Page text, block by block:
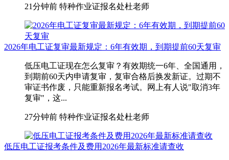
21分钟前 特种作业证报名处杜老师
2026年电工证复审最新规定：6年有效期，到期提前60天复审
低压电工证现在怎么复审？有效期统一6年、全国通用，
到期前60天内申请复审，复审合格后换发新证。过期不
审证书作废，只能重新报名考试。网上有人说"取消3年
复审"，这...
27分钟前 特种作业证报名处杜老师
低压电工证报考条件及费用2026年最新标准请查收